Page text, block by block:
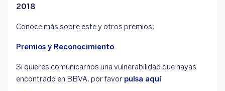
2018
Conoce más sobre este y otros premios:
Premios y Reconocimiento
Si quieres comunicarnos una vulnerabilidad que hayas
encontrado en BBVA, por favor pulsa aquí